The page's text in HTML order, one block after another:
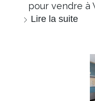
pour vendre à
Lire la suite